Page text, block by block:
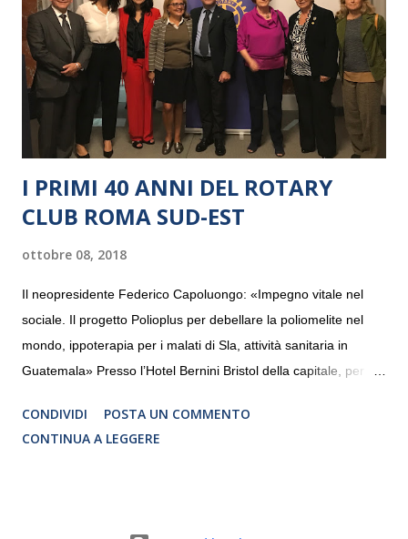
I PRIMI 40 ANNI DEL ROTARY
CLUB ROMA SUD-EST
ottobre 08, 2018
Il neopresidente Federico Capoluongo: «Impegno vitale nel
sociale. Il progetto Polioplus per debellare la poliomelite nel
mondo, ippoterapia per i malati di Sla, attività sanitaria in
Guatemala» Presso l’Hotel Bernini Bristol della capitale, per la
programmazione del Rotary Club Roma Sud-Est che festeggia
i quaranta anni di attività. Un’occasione per raccontare al
CONDIVIDI
POSTA UN COMMENTO
CONTINUA A LEGGERE